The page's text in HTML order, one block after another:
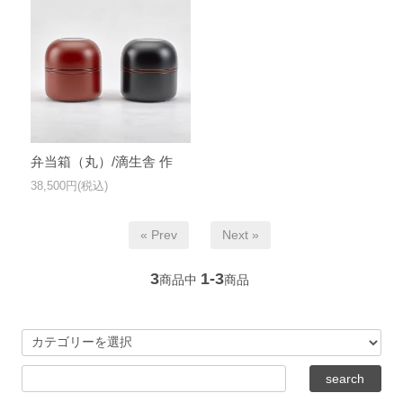
弁当箱（丸）/滴生舎 作
38,500円(税込)
« Prev Next »
3商品中 1-3商品